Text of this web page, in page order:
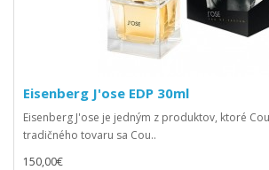
Eisenberg J'ose EDP 30ml
Eisenberg J'ose je jedným z produktov, ktoré
tradičného tovaru sa Cou..
150,00€